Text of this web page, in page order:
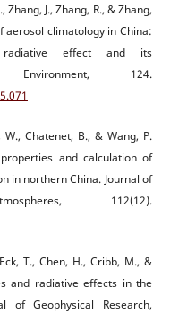
Zhang, J., Zhang, R., & Zhang,
aerosol climatology in China:
radiative effect and its
Environment, 124.
W., Chatenet, B., & Wang, P.
and calculation of
in northern China. Journal of
112(12).
T., Chen, H., Cribb, M., &
and radiative effects in the
of Geophysical Research,